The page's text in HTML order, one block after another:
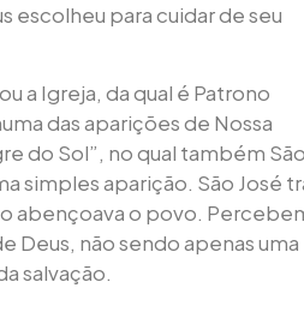
escolheu para cuidar de seu
a Igreja, da qual é Patrono
das aparições de Nossa
do Sol”, no qual também
simples aparição. São José
abençoava o povo.
Deus, não sendo apenas uma
salvação.